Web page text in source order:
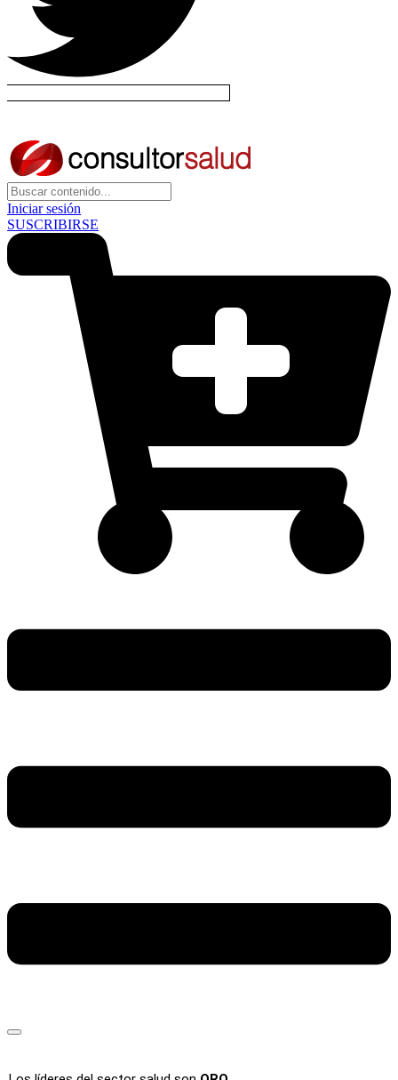
Iniciar sesión
SUSCRIBIRSE